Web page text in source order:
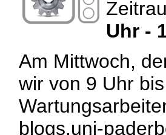
Uhr -
Am Mittwoch,
wir von 9 Uhr
blogs.uni-